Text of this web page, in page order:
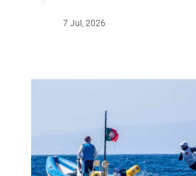
7 Jul, 2026